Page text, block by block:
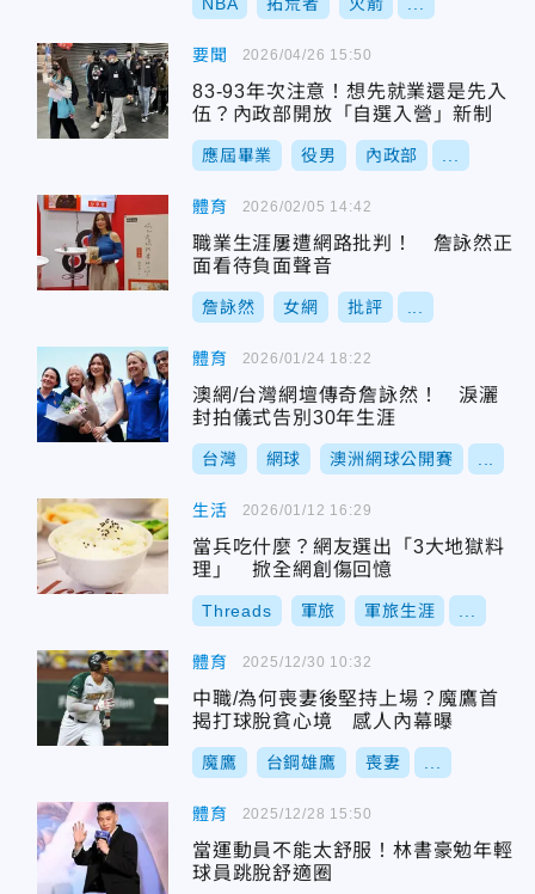
要聞
83-93年次注意！想先就業還是先入
伍？內政部開放「自選入營」新制
應屆畢業 役男 內政部
2026/04/26 15:50
體育
職業生涯屢遭網路批判！ 詹詠然正
面看待負面聲音
詹詠然 女網 批評
2026/02/05 14:42
體育
澳網/台灣網壇傳奇詹詠然！ 淚灑
封拍儀式告別30年生涯
台灣 網球 澳洲網球公開賽
2026/01/24 18:22
生活
當兵吃什麼？網友選出「3大地獄料
理」 掀全網創傷回憶
Threads 軍旅 軍旅生涯
2026/01/12 16:29
體育
中職/為何喪妻後堅持上場？魔鷹首
揭打球脫貧心境 感人內幕曝
魔鷹 台鋼雄鷹 喪妻
2025/12/30 10:32
體育
當運動員不能太舒服！林書豪勉年輕
球員跳脫舒適圈
2025/12/28 15:50